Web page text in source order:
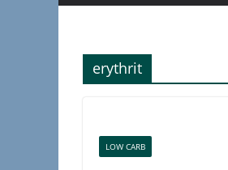
erythrit
LOW CARB